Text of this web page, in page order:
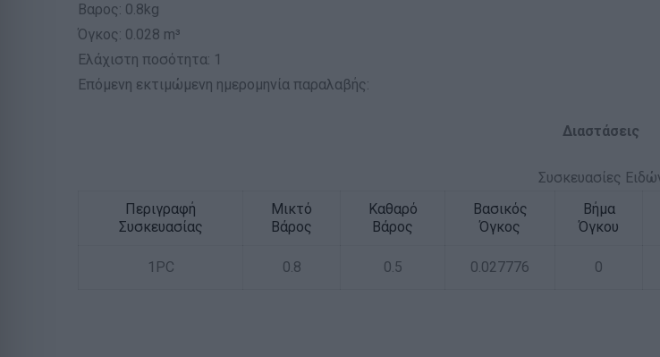
Βαρος: 0.8kg
Όγκος: 0.028 m³
Ελάχιστη ποσότητα: 1
Επόμενη εκτιμώμενη ημερομηνία παραλαβής:
Διαστάσεις
Συσκευασίες
Περιγραφή
Συσκευασίας
Μικτό
Βάρος
Καθαρό
Βάρος
Βασικός
Όγκος
Βήμα
Όγκου
1PC 0.8 0.5 0.027776 0